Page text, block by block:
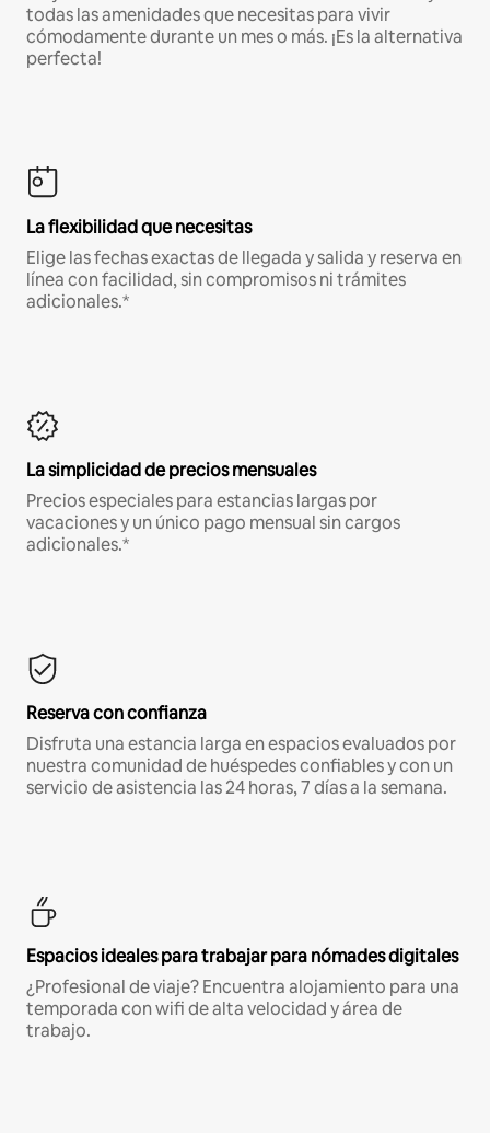
todas las amenidades que necesitas para vivir
cómodamente durante un mes o más. ¡Es la alternativa
perfecta!
La flexibilidad que necesitas
Elige las fechas exactas de llegada y salida y reserva en
línea con facilidad, sin compromisos ni trámites
adicionales.*
La simplicidad de precios mensuales
Precios especiales para estancias largas por
vacaciones y un único pago mensual sin cargos
adicionales.*
Reserva con confianza
Disfruta una estancia larga en espacios evaluados por
nuestra comunidad de huéspedes confiables y con un
servicio de asistencia las 24 horas, 7 días a la semana.
Espacios ideales para trabajar para nómades digitales
¿Profesional de viaje? Encuentra alojamiento para una
temporada con wifi de alta velocidad y área de
trabajo.